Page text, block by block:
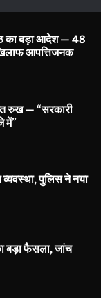
का बड़ा आदेश — 48
आपत्तिजनक
रुख — “सरकारी
में”
व्यवस्था, पुलिस ने नया
बड़ा फैसला, जांच